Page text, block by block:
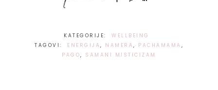
KATEGORIJE:
WELLBEING
TAGOVI:
ENERGIJA , NAMERA , PACHAMAMA ,
PAGO, SAMANI MISTICIZAM